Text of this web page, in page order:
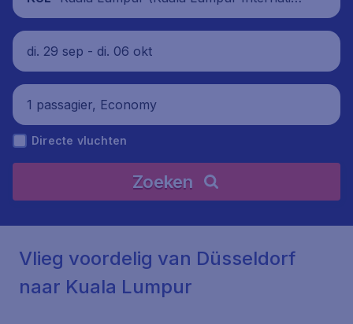
al Airport), Maleisië
di. 29 sep - di. 06 okt
1 passagier, Economy
Directe vluchten
Zoeken
Vlieg voordelig van Düsseldorf
naar Kuala Lumpur